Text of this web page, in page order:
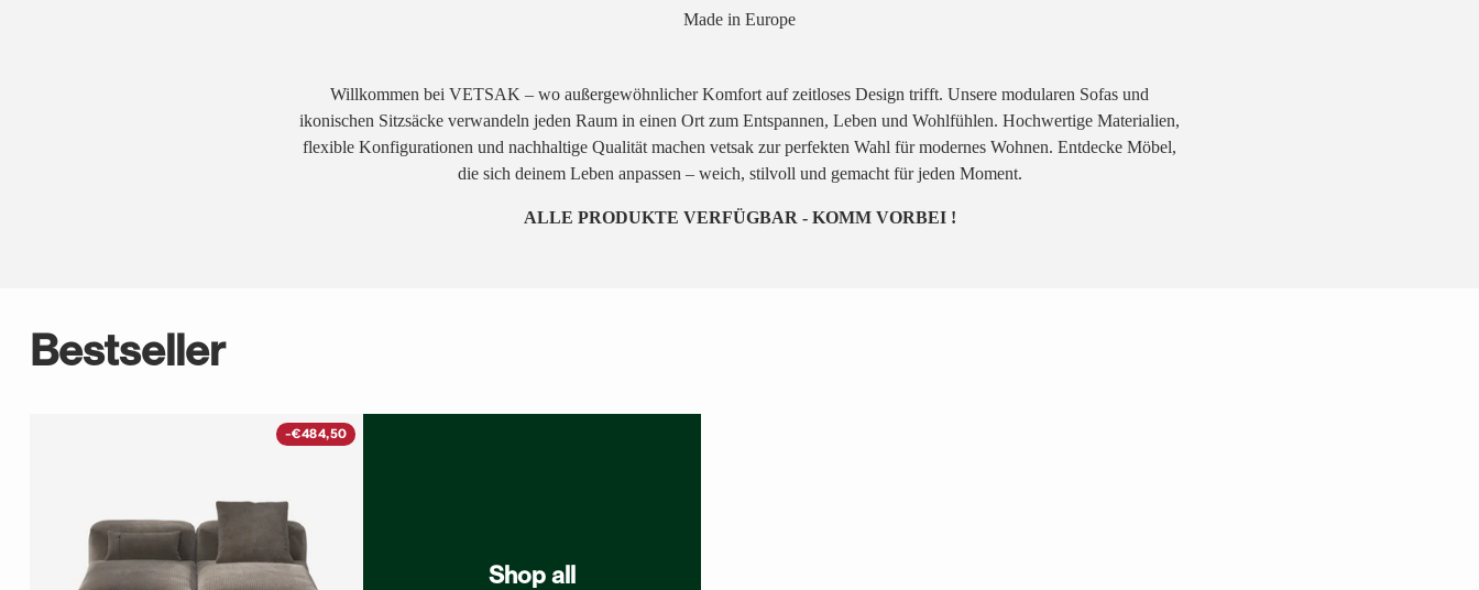
Made in Europe
Willkommen bei VETSAK – wo außergewöhnlicher Komfort auf zeitloses Design trifft. Unsere modularen Sofas und
ikonischen Sitzsäcke verwandeln jeden Raum in einen Ort zum Entspannen, Leben und Wohlfühlen. Hochwertige Materialien,
flexible Konfigurationen und nachhaltige Qualität machen vetsak zur perfekten Wahl für modernes Wohnen. Entdecke Möbel,
die sich deinem Leben anpassen – weich, stilvoll und gemacht für jeden Moment.
ALLE PRODUKTE VERFÜGBAR - KOMM VORBEI !
Bestseller
-€484,50
Shop all